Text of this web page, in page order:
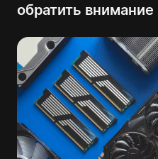
обратить